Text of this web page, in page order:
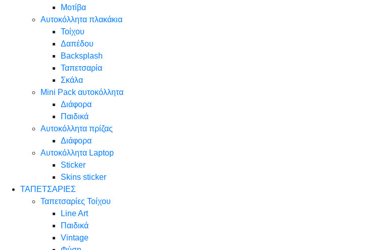
Μοτίβα
Αυτοκόλλητα πλακάκια
Τοίχου
Δαπέδου
Backsplash
Ταπετσαρία
Σκάλα
Mini Pack αυτοκόλλητα
Διάφορα
Παιδικά
Αυτοκόλλητα πρίζας
Διάφορα
Αυτοκόλλητα Laptop
Sticker
Skins sticker
ΤΑΠΕΤΣΑΡΙΕΣ
Ταπετσαρίες Τοίχου
Line Art
Παιδικά
Vintage